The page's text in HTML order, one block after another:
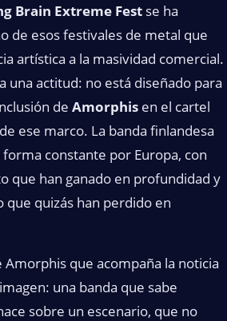
Brain Extreme Fest se ha
de esos festivales de metal que
artística a la masividad comercial.
una actitud: no está diseñado para
de Amorphis en el cartel
ese marco. La banda finlandesa
constante por Europa, con
que han ganado en profundidad y
que quizás han perdido en
Amorphis que acompaña la noticia
una banda que sabe
sobre un escenario, que no